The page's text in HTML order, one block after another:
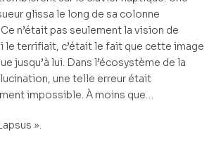
glissa le long de sa colonne
n’était pas seulement la vision de
le terrifiait, c’était le fait que cette image
jusqu’à lui. Dans l’écosystème de la
une telle erreur était
impossible. À moins que…
».